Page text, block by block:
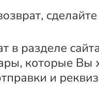
в разделе
которые Вы
и